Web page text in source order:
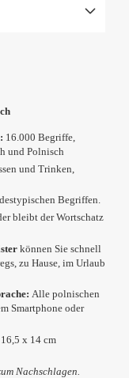
16.000 Begriffe,
und Polnisch
und Trinken,
Begriffen.
bleibt der Wortschatz
können Sie schnell
zu Hause, im Urlaub
Alle polnischen
Smartphone oder
x 14 cm
Nachschlagen.